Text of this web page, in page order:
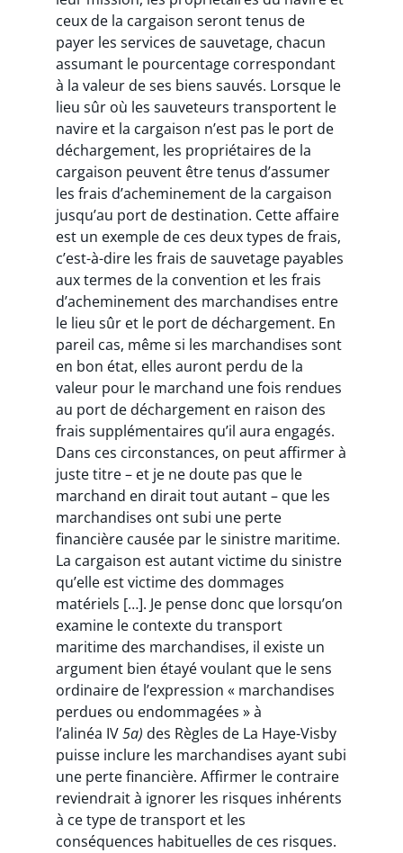
ceux de la cargaison seront tenus de
payer les services de sauvetage, chacun
assumant le pourcentage correspondant
à la valeur de ses biens sauvés. Lorsque le
lieu sûr où les sauveteurs transportent le
navire et la cargaison n’est pas le port de
déchargement, les propriétaires de la
cargaison peuvent être tenus d’assumer
les frais d’acheminement de la cargaison
jusqu’au port de destination. Cette affaire
est un exemple de ces deux types de frais,
c’est-à-dire les frais de sauvetage payables
aux termes de la convention et les frais
d’acheminement des marchandises entre
le lieu sûr et le port de déchargement. En
pareil cas, même si les marchandises sont
en bon état, elles auront perdu de la
valeur pour le marchand une fois rendues
au port de déchargement en raison des
frais supplémentaires qu’il aura engagés.
Dans ces circonstances, on peut affirmer à
juste titre – et je ne doute pas que le
marchand en dirait tout autant – que les
marchandises ont subi une perte
financière causée par le sinistre maritime.
La cargaison est autant victime du sinistre
qu’elle est victime des dommages
matériels […]. Je pense donc que lorsqu’on
examine le contexte du transport
maritime des marchandises, il existe un
argument bien étayé voulant que le sens
ordinaire de l’expression « marchandises
perdues ou endommagées » à
l’alinéa IV5a) des Règles de La Haye-Visby
puisse inclure les marchandises ayant subi
une perte financière. Affirmer le contraire
reviendrait à ignorer les risques inhérents
à ce type de transport et les
conséquences habituelles de ces risques.